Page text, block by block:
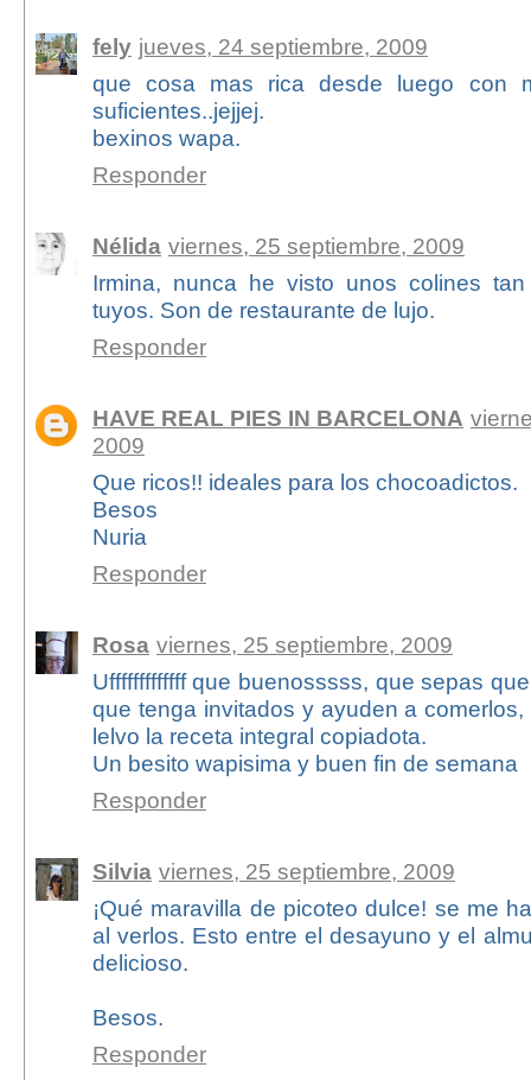
fely jueves, 24 septiembre, 2009
que cosa mas rica desde luego con
suficientes..jejjej.
bexinos wapa.
Responder
Nélida viernes, 25 septiembre, 2009
Irmina, nunca he visto unos colines
tuyos. Son de restaurante de lujo.
Responder
HAVE REAL PIES IN BARCELONA
2009
Que ricos!! ideales para los chocoadictos.
Besos
Nuria
Responder
Rosa viernes, 25 septiembre, 2009
Ufffffffffffff que buenosssss, que sepas
que tenga invitados y ayuden a
lelvo la receta integral copiadota.
Un besito wapisima y buen fin de semana
Responder
Silvia viernes, 25 septiembre, 2009
¡Qué maravilla de picoteo dulce! se me
al verlos. Esto entre el desayuno y el
delicioso.
Besos.
Responder